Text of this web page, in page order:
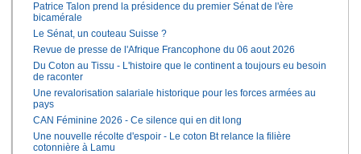
Patrice Talon prend la présidence du premier Sénat de l'ère
bicamérale
Le Sénat, un couteau Suisse ?
Revue de presse de l'Afrique Francophone du 06 aout 2026
Du Coton au Tissu - L'histoire que le continent a toujours eu besoin
de raconter
Une revalorisation salariale historique pour les forces armées au
pays
CAN Féminine 2026 - Ce silence qui en dit long
Une nouvelle récolte d'espoir - Le coton Bt relance la filière
cotonnière à Lamu